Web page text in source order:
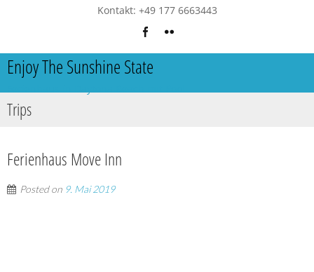
Kontakt: +49 177 6663443
Enjoy The Sunshine State
Trips
Ferienhaus Move Inn
Posted on 9. Mai 2019